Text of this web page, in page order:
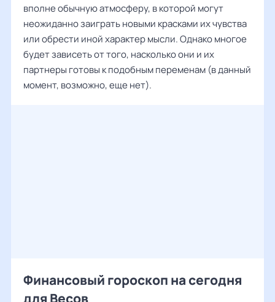
вполне обычную атмосферу, в которой могут
неожиданно заиграть новыми красками их чувства
или обрести иной характер мысли. Однако многое
будет зависеть от того, насколько они и их
партнеры готовы к подобным переменам (в данный
момент, возможно, еще нет).
Финансовый гороскоп на сегодня
для Весов